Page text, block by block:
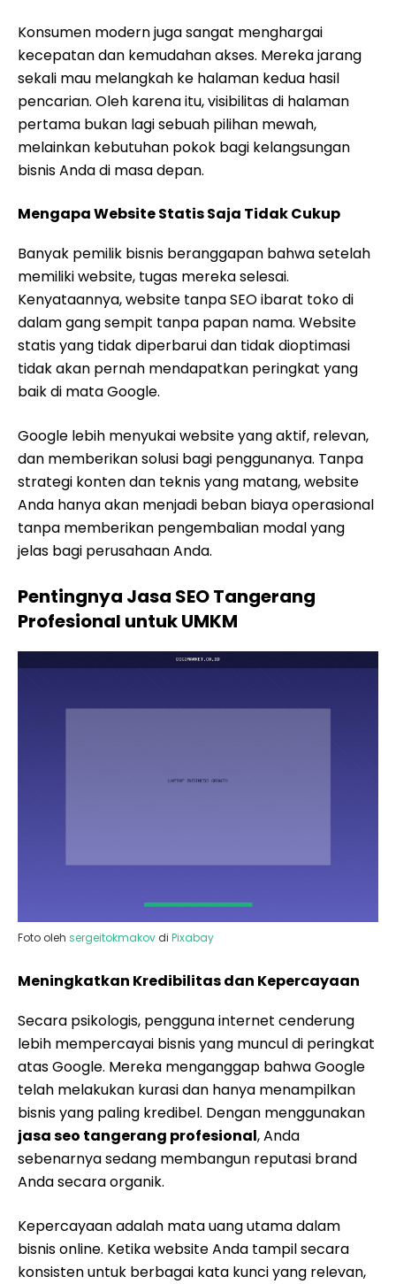
Konsumen modern juga sangat menghargai
kecepatan dan kemudahan akses. Mereka jarang
sekali mau melangkah ke halaman kedua hasil
pencarian. Oleh karena itu, visibilitas di halaman
pertama bukan lagi sebuah pilihan mewah,
melainkan kebutuhan pokok bagi kelangsungan
bisnis Anda di masa depan.
Mengapa Website Statis Saja Tidak Cukup
Banyak pemilik bisnis beranggapan bahwa setelah
memiliki website, tugas mereka selesai.
Kenyataannya, website tanpa SEO ibarat toko di
dalam gang sempit tanpa papan nama. Website
statis yang tidak diperbarui dan tidak dioptimasi
tidak akan pernah mendapatkan peringkat yang
baik di mata Google.
Google lebih menyukai website yang aktif, relevan,
dan memberikan solusi bagi penggunanya. Tanpa
strategi konten dan teknis yang matang, website
Anda hanya akan menjadi beban biaya operasional
tanpa memberikan pengembalian modal yang
jelas bagi perusahaan Anda.
Pentingnya Jasa SEO Tangerang
Profesional untuk UMKM
Foto oleh sergeitokmakov di Pixabay
Meningkatkan Kredibilitas dan Kepercayaan
Secara psikologis, pengguna internet cenderung
lebih mempercayai bisnis yang muncul di peringkat
atas Google. Mereka menganggap bahwa Google
telah melakukan kurasi dan hanya menampilkan
bisnis yang paling kredibel. Dengan menggunakan
jasa seo tangerang profesional, Anda
sebenarnya sedang membangun reputasi brand
Anda secara organik.
Kepercayaan adalah mata uang utama dalam
bisnis online. Ketika website Anda tampil secara
konsisten untuk berbagai kata kunci yang relevan,